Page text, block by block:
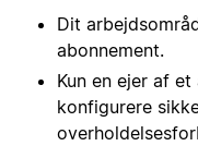
Dit
abonnement.
Kun en ejer af
konfigurere